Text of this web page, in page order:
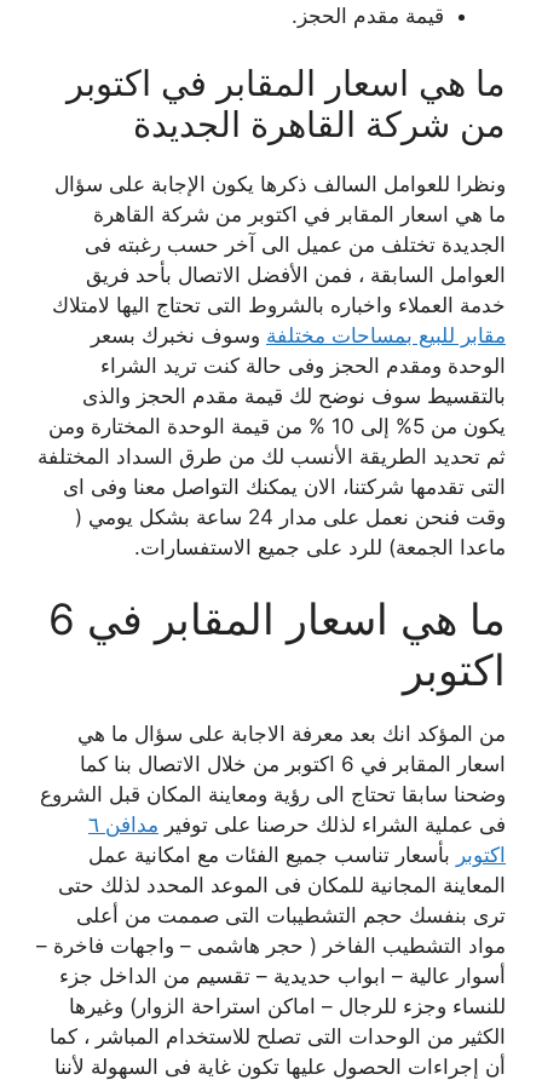
قيمة مقدم الحجز.
ما هي اسعار المقابر في اكتوبر
من شركة القاهرة الجديدة
ونظرا للعوامل السالف ذكرها يكون الإجابة على سؤال
ما هي اسعار المقابر في اكتوبر من شركة القاهرة
الجديدة تختلف من عميل الى آخر حسب رغبته فى
العوامل السابقة ، فمن الأفضل الاتصال بأحد فريق
خدمة العملاء واخباره بالشروط التى تحتاج اليها لامتلاك
مقابر للبيع بمساحات مختلفة وسوف نخبرك بسعر
الوحدة ومقدم الحجز وفى حالة كنت تريد الشراء
بالتقسيط سوف نوضح لك قيمة مقدم الحجز والذى
يكون من 5% إلى 10 % من قيمة الوحدة المختارة ومن
ثم تحديد الطريقة الأنسب لك من طرق السداد المختلفة
التى تقدمها شركتنا، الان يمكنك التواصل معنا وفى اى
وقت فنحن نعمل على مدار 24 ساعة بشكل يومي (
ماعدا الجمعة) للرد على جميع الاستفسارات.
ما هي اسعار المقابر في 6
اكتوبر
من المؤكد انك بعد معرفة الاجابة على سؤال ما هي
اسعار المقابر في 6 اكتوبر من خلال الاتصال بنا كما
وضحنا سابقا تحتاج الى رؤية ومعاينة المكان قبل الشروع
فى عملية الشراء لذلك حرصنا على توفير
مدافن ٦
اكتوبر بأسعار تناسب جميع الفئات مع امكانية عمل
المعاينة المجانية للمكان فى الموعد المحدد لذلك حتى
ترى بنفسك حجم التشطيبات التى صممت من أعلى
مواد التشطيب الفاخر ( حجر هاشمى – واجهات فاخرة –
أسوار عالية – ابواب حديدية – تقسيم من الداخل جزء
للنساء وجزء للرجال – اماكن استراحة الزوار) وغيرها
الكثير من الوحدات التى تصلح للاستخدام المباشر ، كما
أن إجراءات الحصول عليها تكون غاية فى السهولة لأننا